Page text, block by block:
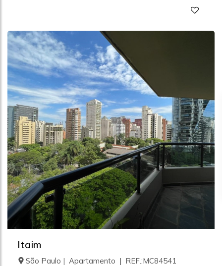
Itaim
São Paulo | Apartamento | REF.:MC84541